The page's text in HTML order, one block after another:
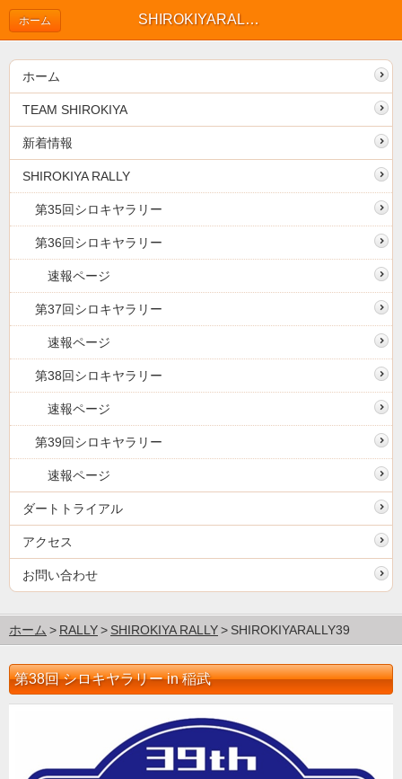
SHIROKIYARALLY39
ホーム
ホーム
TEAM SHIROKIYA
新着情報
SHIROKIYA RALLY
第35回シロキヤラリー
第36回シロキヤラリー
速報ページ
第37回シロキヤラリー
速報ページ
第38回シロキヤラリー
速報ページ
第39回シロキヤラリー
速報ページ
ダートトライアル
アクセス
お問い合わせ
ホーム RALLY SHIROKIYA RALLY SHIROKIYARALLY39
第38回 シロキヤラリー in 稲武